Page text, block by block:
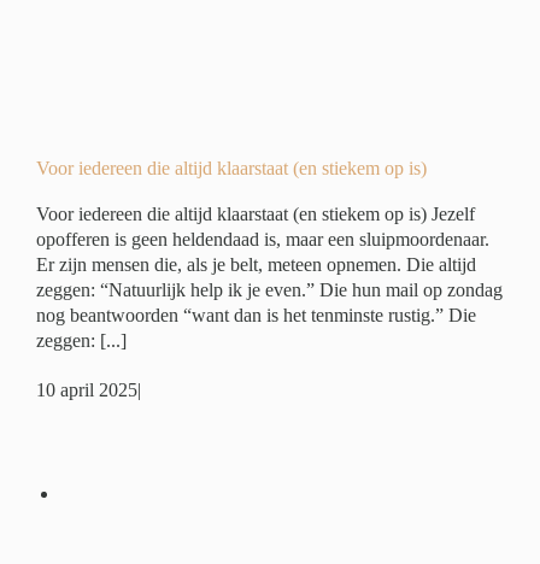
Voor iedereen die altijd klaarstaat (en stiekem op is)
Voor iedereen die altijd klaarstaat (en stiekem op is) Jezelf
opofferen is geen heldendaad is, maar een sluipmoordenaar.
Er zijn mensen die, als je belt, meteen opnemen. Die altijd
zeggen: “Natuurlijk help ik je even.” Die hun mail op zondag
nog beantwoorden “want dan is het tenminste rustig.” Die
zeggen: [...]
10 april 2025|